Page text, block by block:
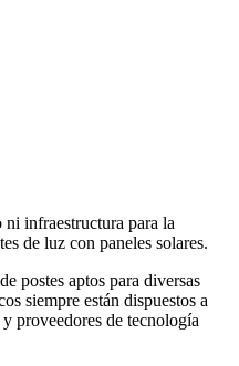
infraestructura para la
de luz con paneles solares.
postes aptos para diversas
siempre están dispuestos a
proveedores de tecnología